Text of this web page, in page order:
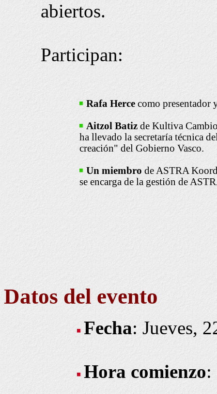
abiertos.
Participan:
Rafa Herce como presentador
Aitzol Batiz de Kultiva
ha llevado la secretaría técnica
creación" del Gobierno Vasco.
Un miembro de ASTRA
se encarga de la gestión de
Datos del evento
Fecha: Jueves,
Hora comienzo: